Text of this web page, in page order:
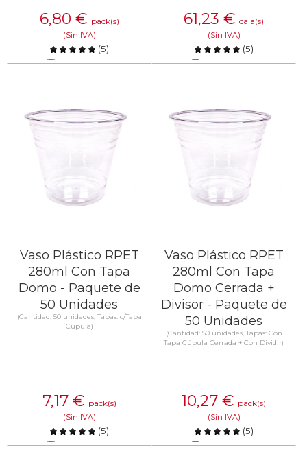
6,80 € pack(s)
(Sin IVA)
(5)
Comparar
61,23 € caja(s)
(Sin IVA)
(5)
Comparar
Vaso Plástico RPET
280ml Con Tapa
Domo - Paquete de
50 Unidades
(Cantidad: 50 unidades, Tapas: c/Tapa
Cúpula)
7,17 € pack(s)
(Sin IVA)
(5)
Comparar
Vaso Plástico RPET
280ml Con Tapa
Domo Cerrada +
Divisor - Paquete de
50 Unidades
(Cantidad: 50 unidades, Tapas: Con
Tapa Cúpula Cerrada + Con Dividir)
10,27 € pack(s)
(Sin IVA)
(5)
Comparar